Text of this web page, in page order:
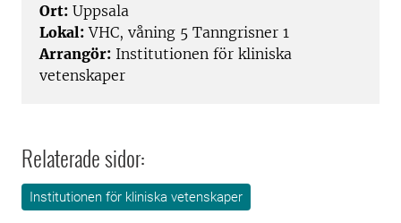
Ort: Uppsala
Lokal: VHC, våning 5 Tanngrisner 1
Arrangör: Institutionen för kliniska
vetenskaper
Relaterade sidor:
Institutionen för kliniska vetenskaper